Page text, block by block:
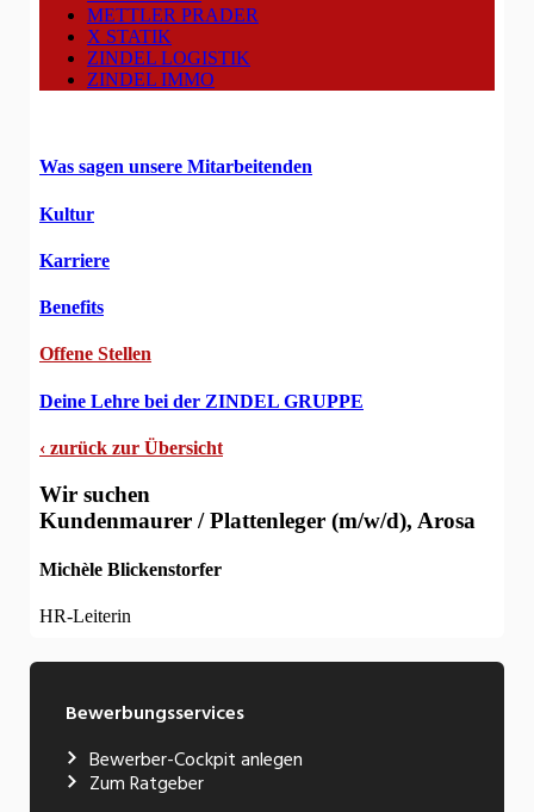
Bewerbungsservices
Bewerber-Cockpit anlegen
Zum Ratgeber